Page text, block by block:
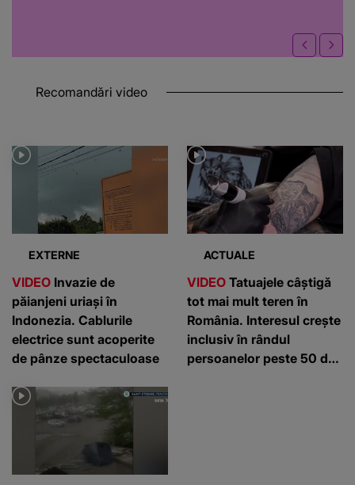
Recomandări video
EXTERNE
VIDEO Invazie de
păianjeni uriași în
Indonezia. Cablurile
electrice sunt acoperite
de pânze spectaculoase
ACTUALE
VIDEO Tatuajele câștigă
tot mai mult teren în
România. Interesul crește
inclusiv în rândul
persoanelor peste 50 de